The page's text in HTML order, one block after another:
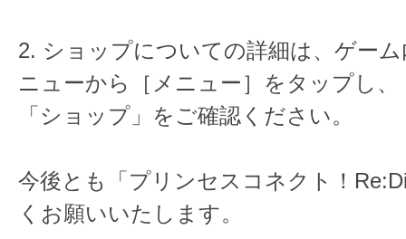
2. ショップについての詳細は、ゲー
ニューから［メニュー］をタップし
「ショップ」をご確認ください。
今後とも「プリンセスコネクト！
くお願いいたします。